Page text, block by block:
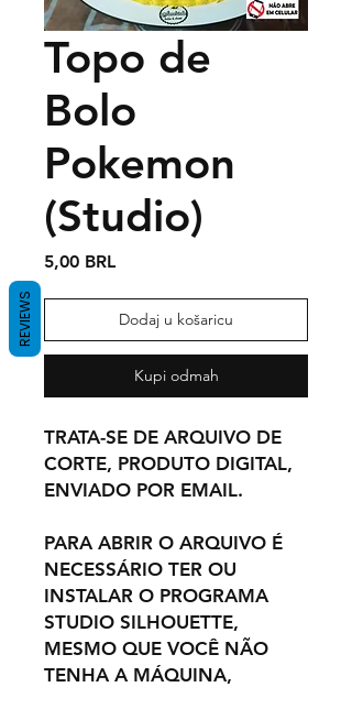
Topo de
Bolo
Pokemon
(Studio)
5,00 BRLCijena
Dodaj u košaricu
Kupi odmah
TRATA-SE DE ARQUIVO DE
CORTE, PRODUTO DIGITAL,
ENVIADO POR EMAIL.
PARA ABRIR O ARQUIVO É
NECESSÁRIO TER OU
INSTALAR O PROGRAMA
STUDIO SILHOUETTE,
MESMO QUE VOCÊ NÃO
TENHA A MÁQUINA,
REVIEWS